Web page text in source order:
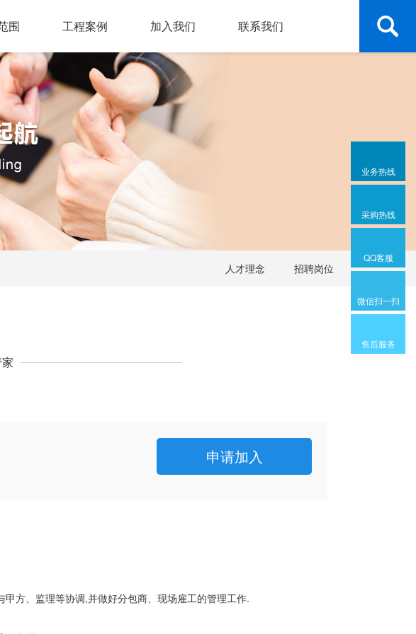
围 工程案例 加入我们 联系我们
人才理念 招聘岗位
申请加入
方、监理等协调,并做好分包商、现场雇工的管理工作.
业务热线
采购热线
QQ客服
微信扫一扫
售后服务